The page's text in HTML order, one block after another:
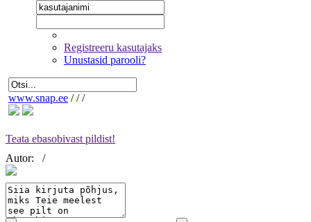
Registreeru kasutajaks
Unustasid parooli?
www.snap.ee / / /
Teata ebasobivast pildist!
Autor:
/